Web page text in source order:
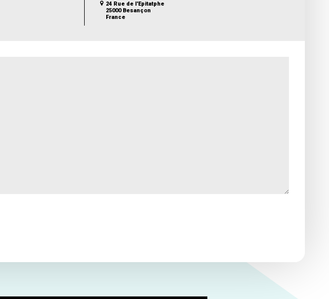
24 Rue de l'Epitatphe
25000 Besançon
France